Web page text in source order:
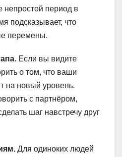
непростой период в
подсказывает, что
перемены.
Если вы видите
о том, что ваши
на новый уровень.
с партнёром,
шаг навстречу друг
Для одиноких людей